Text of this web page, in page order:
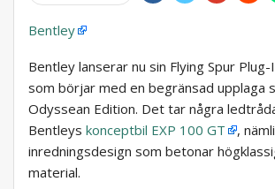
Bentley
Bentley lanserar nu sin Flying Spur
som börjar med en begränsad upplaga
Odyssean Edition. Det tar några
Bentleys konceptbil EXP 100 GT
,
inredningsdesign som betonar
material.